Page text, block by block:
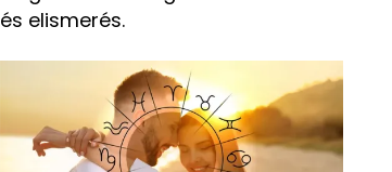
és elismerés.